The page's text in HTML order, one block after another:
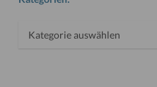
Kategorien: